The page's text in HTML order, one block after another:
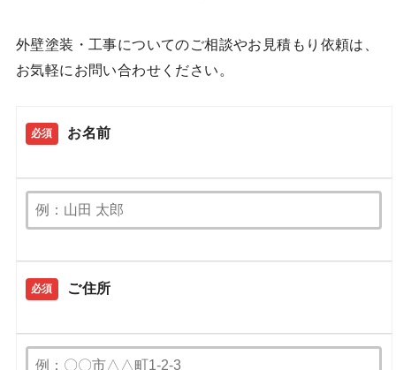
外壁塗装・工事についてのご相談やお見積もり依頼は、
お気軽にお問い合わせください。
必須 お名前
必須 ご住所